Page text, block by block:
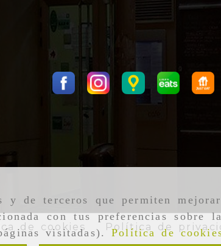
de terceros que permiten
con tus preferencias
visitadas).Política de
de cookies Política de